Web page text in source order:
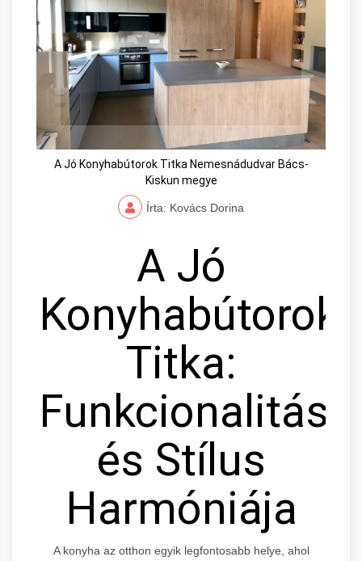
A Jó Konyhabútorok Titka Nemesnádudvar Bács-
Kiskun megye
Írta: Kovács Dorina
A Jó
Konyhabútorok
Titka:
Funkcionalitás
és Stílus
Harmóniája
A konyha az otthon egyik legfontosabb helye, ahol